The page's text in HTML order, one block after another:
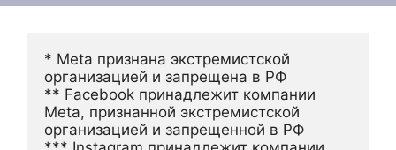
* Meta признана экстремистской
организацией и запрещена в РФ
** Facebook принадлежит компании
Meta, признанной экстремистской
организацией и запрещенной в РФ